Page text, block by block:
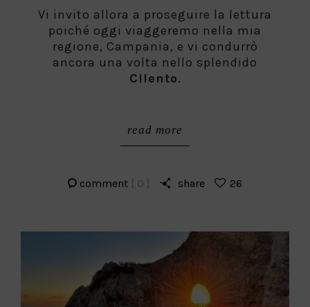
Vi invito allora a proseguire la lettura
poiché oggi viaggeremo nella mia
regione, Campania, e vi condurrò
ancora una volta nello splendido
Cilento.
read more
comment [ 0 ] share 26